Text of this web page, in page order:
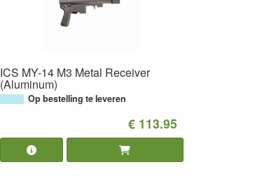
ICS MY-14 M3 Metal Receiver
(Aluminum)
Op bestelling te leveren
€ 113.95